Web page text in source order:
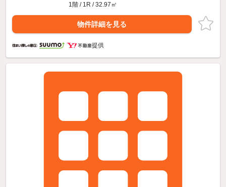
1階 / 1R / 32.97㎡
物件詳細を見る
提供